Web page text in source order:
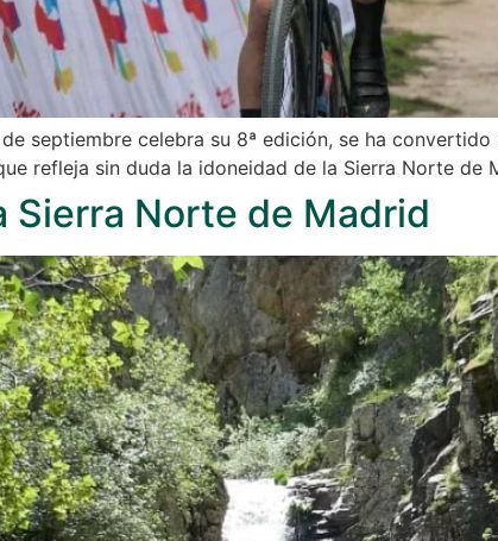
septiembre celebra su 8ª edición, se ha
refleja sin duda la idoneidad de la Sierra Norte de
Sierra Norte de Madrid